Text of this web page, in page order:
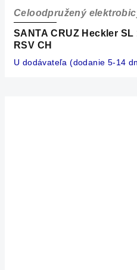
SANTA CRUZ Heckler SL
RSV CH
Celoodpružený
U dodávateľa (dodanie 5-14